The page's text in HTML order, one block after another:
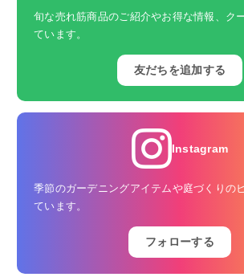
旬な売れ筋商品のご紹介やお得な情報、ク
ています。
友だちを追加する
Instagram
季節のガーデニングアイテムや庭づくりの
ています。
フォローする